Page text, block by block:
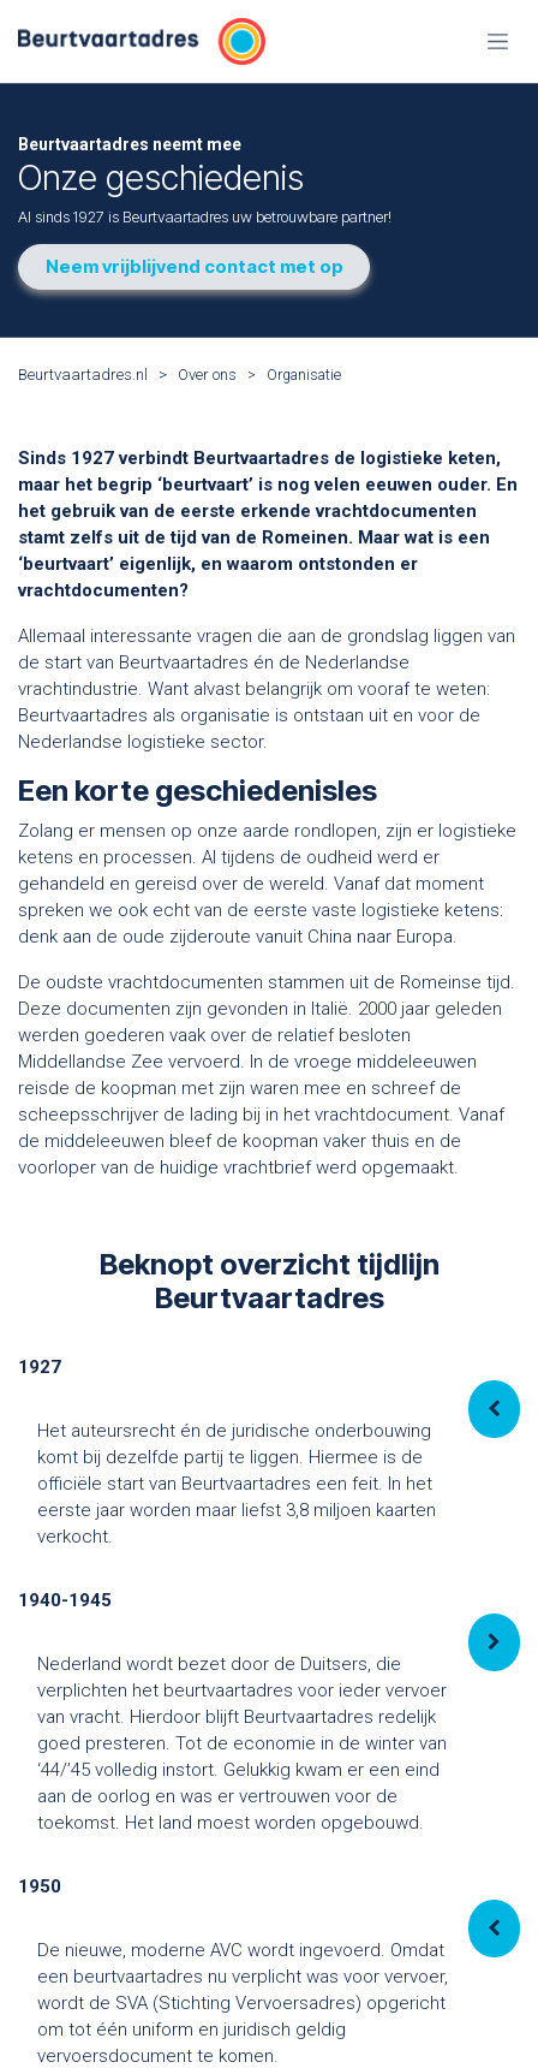
Beurtvaartadres neemt mee
Onze geschiedenis
Al sinds 1927 is Beurtvaartadres uw betrouwbare partner!
Neem vrijblijvend contact met op
Beurtvaartadres.nl > Over ons > Organisatie
Sinds 1927 verbindt Beurtvaartadres de logistieke keten,
maar het begrip ‘beurtvaart’ is nog velen eeuwen ouder. En
het gebruik van de eerste erkende vrachtdocumenten
stamt zelfs uit de tijd van de Romeinen. Maar wat is een
‘beurtvaart’ eigenlijk, en waarom ontstonden er
vrachtdocumenten?
Allemaal interessante vragen die aan de grondslag liggen van
de start van Beurtvaartadres én de Nederlandse
vrachtindustrie. Want alvast belangrijk om vooraf te weten:
Beurtvaartadres als organisatie is ontstaan uit en voor de
Nederlandse logistieke sector.
Een korte geschiedenisles
Zolang er mensen op onze aarde rondlopen, zijn er logistieke
ketens en processen. Al tijdens de oudheid werd er
gehandeld en gereisd over de wereld. Vanaf dat moment
spreken we ook echt van de eerste vaste logistieke ketens:
denk aan de oude zijderoute vanuit China naar Europa.
De oudste vrachtdocumenten stammen uit de Romeinse tijd.
Deze documenten zijn gevonden in Italië. 2000 jaar geleden
werden goederen vaak over de relatief besloten
Middellandse Zee vervoerd. In de vroege middeleeuwen
reisde de koopman met zijn waren mee en schreef de
scheepsschrijver de lading bij in het vrachtdocument. Vanaf
de middeleeuwen bleef de koopman vaker thuis en de
voorloper van de huidige vrachtbrief werd opgemaakt.
Beknopt overzicht tijdlijn
Beurtvaartadres
1927
Het auteursrecht én de juridische onderbouwing
komt bij dezelfde partij te liggen. Hiermee is de
officiële start van Beurtvaartadres een feit. In het
eerste jaar worden maar liefst 3,8 miljoen kaarten
verkocht.
1940-1945
Nederland wordt bezet door de Duitsers, die
verplichten het beurtvaartadres voor ieder vervoer
van vracht. Hierdoor blijft Beurtvaartadres redelijk
goed presteren. Tot de economie in de winter van
‘44/’45 volledig instort. Gelukkig kwam er een eind
aan de oorlog en was er vertrouwen voor de
toekomst. Het land moest worden opgebouwd.
1950
De nieuwe, moderne AVC wordt ingevoerd. Omdat
een beurtvaartadres nu verplicht was voor vervoer,
wordt de SVA (Stichting Vervoersadres) opgericht
om tot één uniform en juridisch geldig
vervoersdocument te komen.